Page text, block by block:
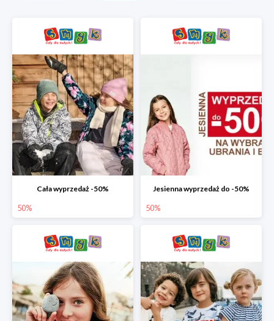
Cała wyprzedaż -50%
50%
Jesienna wyprzedaż do -50%
50%